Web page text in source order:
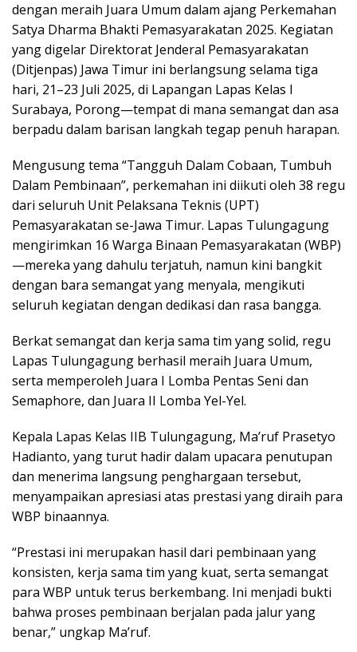
dengan meraih Juara Umum dalam ajang Perkemahan
Satya Dharma Bhakti Pemasyarakatan 2025. Kegiatan
yang digelar Direktorat Jenderal Pemasyarakatan
(Ditjenpas) Jawa Timur ini berlangsung selama tiga
hari, 21–23 Juli 2025, di Lapangan Lapas Kelas I
Surabaya, Porong—tempat di mana semangat dan asa
berpadu dalam barisan langkah tegap penuh harapan.
Mengusung tema “Tangguh Dalam Cobaan, Tumbuh
Dalam Pembinaan”, perkemahan ini diikuti oleh 38 regu
dari seluruh Unit Pelaksana Teknis (UPT)
Pemasyarakatan se-Jawa Timur. Lapas Tulungagung
mengirimkan 16 Warga Binaan Pemasyarakatan (WBP)
—mereka yang dahulu terjatuh, namun kini bangkit
dengan bara semangat yang menyala, mengikuti
seluruh kegiatan dengan dedikasi dan rasa bangga.
Berkat semangat dan kerja sama tim yang solid, regu
Lapas Tulungagung berhasil meraih Juara Umum,
serta memperoleh Juara I Lomba Pentas Seni dan
Semaphore, dan Juara II Lomba Yel-Yel.
Kepala Lapas Kelas IIB Tulungagung, Ma’ruf Prasetyo
Hadianto, yang turut hadir dalam upacara penutupan
dan menerima langsung penghargaan tersebut,
menyampaikan apresiasi atas prestasi yang diraih para
WBP binaannya.
“Prestasi ini merupakan hasil dari pembinaan yang
konsisten, kerja sama tim yang kuat, serta semangat
para WBP untuk terus berkembang. Ini menjadi bukti
bahwa proses pembinaan berjalan pada jalur yang
benar,” ungkap Ma’ruf.